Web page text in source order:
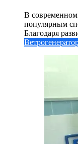
В современном
популярным
Благодаря